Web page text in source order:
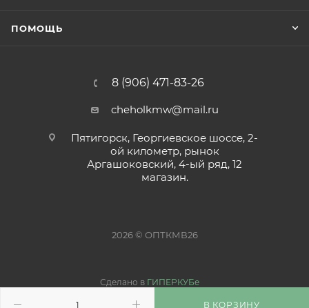
В КОРЗИНУ
ПОМОЩЬ
8 (906) 471-83-26
cheholkmw@mail.ru
Пятигорск, Георгиевское шоссе, 2-
ой километр, рынок
Аргашоковский, 4-ый ряд, 12
магазин.
2026 © ОПТКМВ26
Сделано в ГИПЕРКУБе